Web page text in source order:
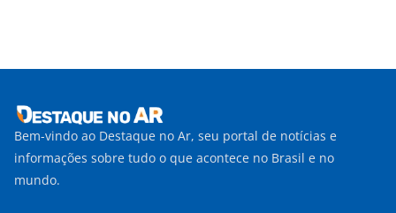
Bem-vindo ao Destaque no Ar, seu portal de notícias e
informações sobre tudo o que acontece no Brasil e no
mundo.